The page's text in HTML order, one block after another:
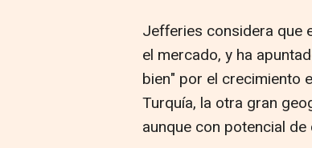
Jefferies considera que
el mercado, y ha
bien" por el crecimiento
Turquía, la otra gran
aunque con potencial de